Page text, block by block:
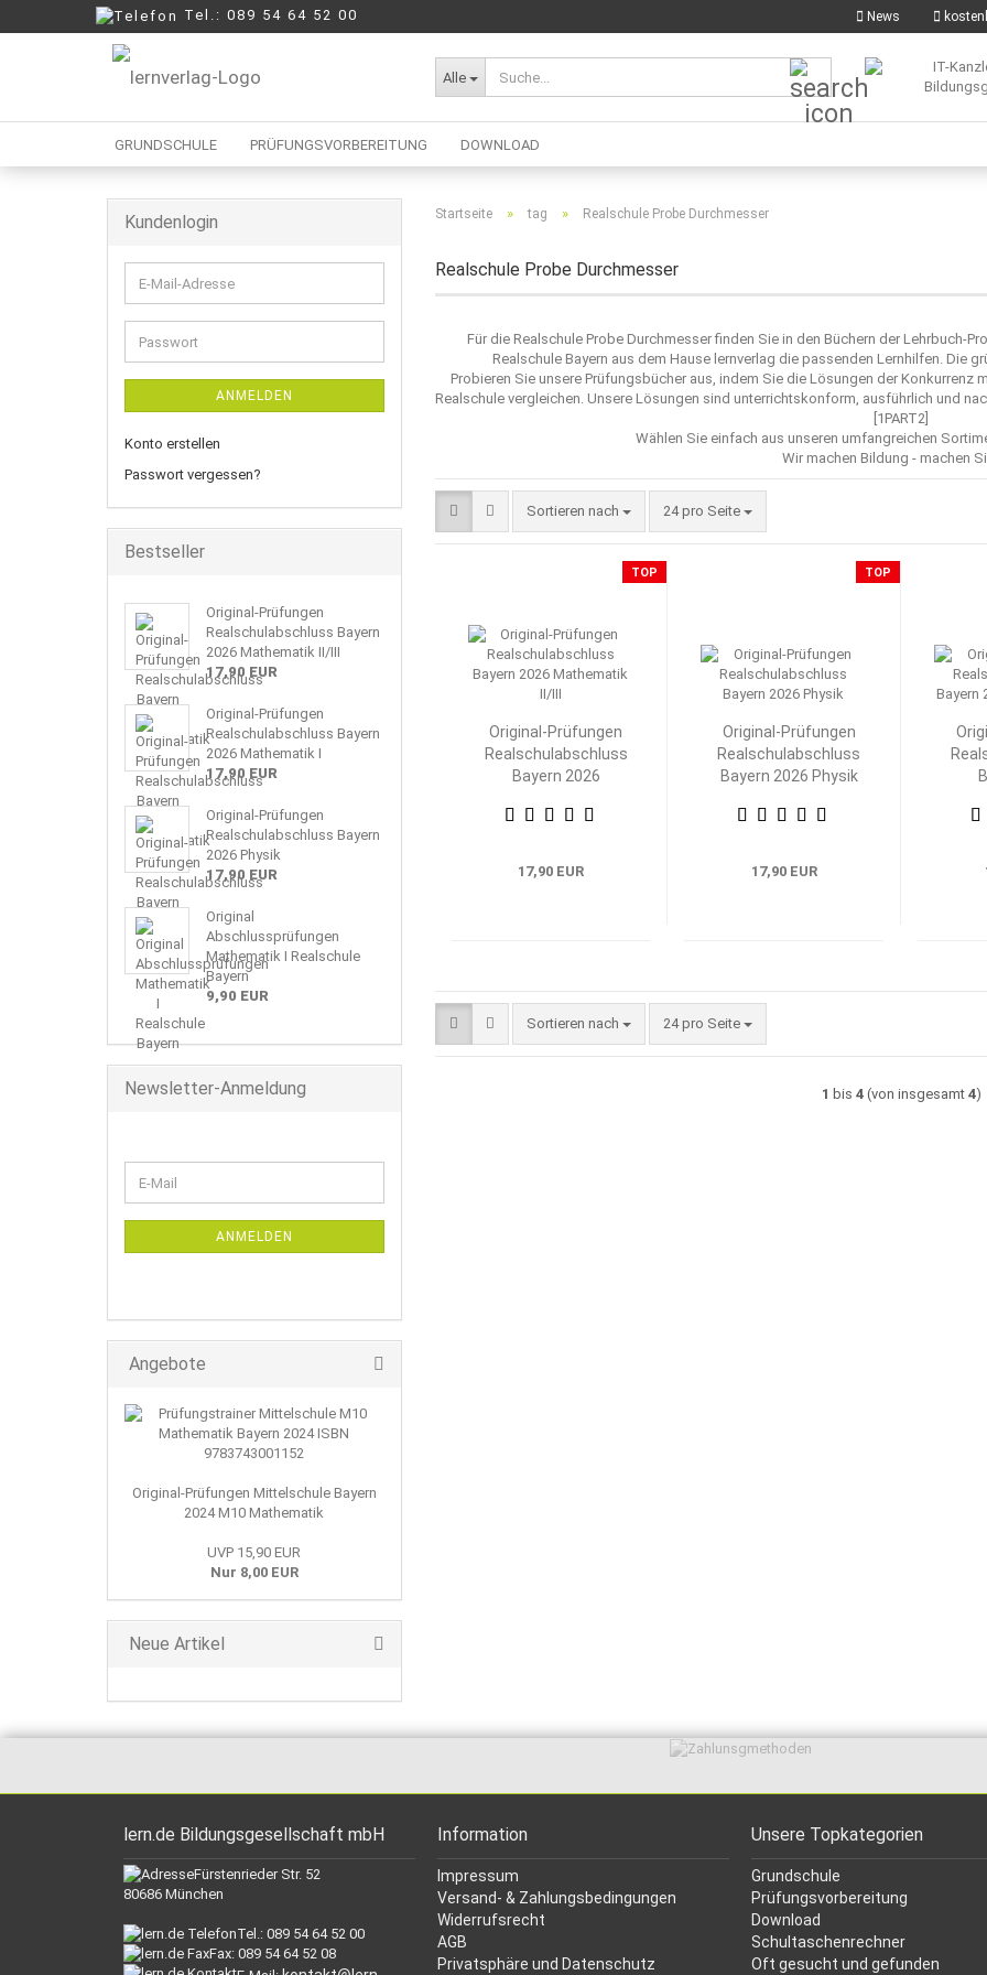
News
Tel.: 089 54 64 52 00
Alle
Suche...
GRUNDSCHULE PRÜFUNGSVORBEREITUNG
Mittelschule
DOWNLOAD
Startseite » tag » Realschule Probe Durchmesser
Realschule Probe Durchmesser
Für die Realschule Probe Durchmesser finden Sie in den Büchern der Lehrbuch-
Realschule Bayern aus dem Hause lernverlag die passenden Lernhilfen. Die
Probieren Sie unsere Prüfungsbücher aus, indem Sie die Lösungen der
Realschule vergleichen. Unsere Lösungen sind unterrichtskonform, ausführlich und
[1PART2]
Wählen Sie einfach aus unseren umfangreichen
Wir machen Bildung - machen
Sortieren nach
Sortieren nach 24 pro Seite
pro Seite
TOP
Original-Prüfungen
Realschulabschluss
Bayern 2026
17,90 EUR
TOP
Original-Prüfungen
Realschulabschluss
Bayern 2026 Physik
17,90 EUR
Sortieren nach
Sortieren nach 24 pro Seite
pro Seite
1 bis 4(von insgesamt 4)
Kundenlogin
E-
Mail-
Adresse
Passwort
ANMELDEN
Konto erstellen
Passwort vergessen?
Bestseller
Original-Prüfungen
Realschulabschluss Bayern
2026 Mathematik II/III
17,90 EUR
Original-Prüfungen
Realschulabschluss Bayern
2026 Mathematik I
17,90 EUR
Original-Prüfungen
Realschulabschluss Bayern
2026 Physik
17,90 EUR
Original
Abschlussprüfungen
Mathematik I Realschule
Bayern
9,90 EUR
Newsletter-Anmeldung
ZUR
E-
Mail
ANMELDEN
Angebote
Original-Prüfungen Mittelschule Bayern
2024 M10 Mathematik
UVP 15,90 EUR
Nur 8,00 EUR
Neue Artikel
lern.de Bildungsgesellschaft mbH
Fürstenrieder Str. 52
80686 München
Tel.: 089 54 64 52 00
Fax: 089 54 64 52 08
Information
Impressum
Versand- & Zahlungsbedingungen
Widerrufsrecht
AGB
Privatsphäre und Datenschutz
Unsere Topkategorien
Grundschule
Prüfungsvorbereitung
Download
Schultaschenrechner
Oft gesucht und gefunden